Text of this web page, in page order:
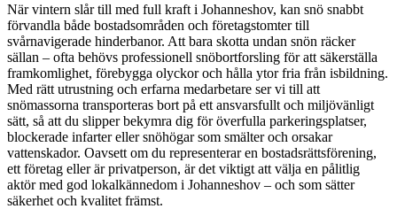
När vintern slår till med full kraft i Johanneshov, kan snö snabbt
förvandla både bostadsområden och företagstomter till
svårnavigerade hinderbanor. Att bara skotta undan snön räcker
sällan – ofta behövs professionell snöbortforsling för att säkerställa
framkomlighet, förebygga olyckor och hålla ytor fria från isbildning.
Med rätt utrustning och erfarna medarbetare ser vi till att
snömassorna transporteras bort på ett ansvarsfullt och miljövänligt
sätt, så att du slipper bekymra dig för överfulla parkeringsplatser,
blockerade infarter eller snöhögar som smälter och orsakar
vattenskador. Oavsett om du representerar en bostadsrättsförening,
ett företag eller är privatperson, är det viktigt att välja en pålitlig
aktör med god lokalkännedom i Johanneshov – och som sätter
säkerhet och kvalitet främst.